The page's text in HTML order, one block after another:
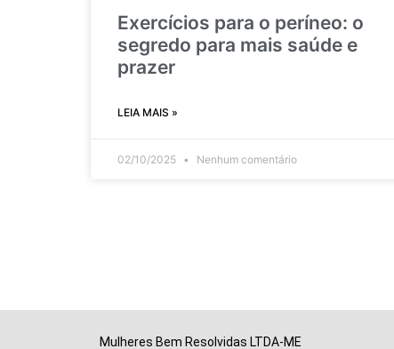
Exercícios para o períneo: o
segredo para mais saúde e
prazer
LEIA MAIS »
02/10/2025 Nenhum comentário
Mulheres Bem Resolvidas LTDA-ME